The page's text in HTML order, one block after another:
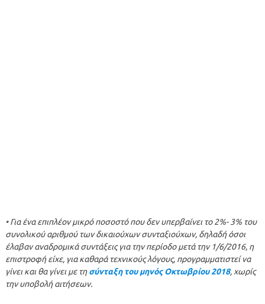
• Για ένα επιπλέον μικρό ποσοστό που δεν υπερβαίνει το 2%- 3% του
συνολικού αριθμού των δικαιούχων συνταξιούχων, δηλαδή όσοι
έλαβαν αναδρομικά συντάξεις για την περίοδο μετά την 1/6/2016, η
επιστροφή είχε, για καθαρά τεχνικούς λόγους, προγραμματιστεί να
γίνει και θα γίνει με τησύνταξη του μηνός Οκτωβρίου 2018, χωρίς
την υποβολή αιτήσεων.